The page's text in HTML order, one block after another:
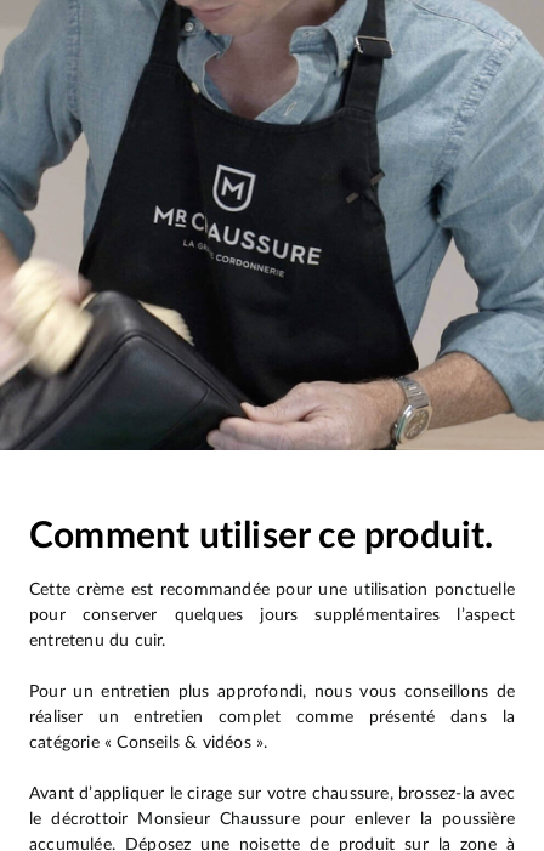
Comment utiliser ce produit.
Cette crème est recommandée pour une utilisation ponctuelle
pour conserver quelques jours supplémentaires l’aspect
entretenu du cuir.
Pour un entretien plus approfondi, nous vous conseillons de
réaliser un entretien complet comme présenté dans la
catégorie « Conseils & vidéos ».
Avant d’appliquer le cirage sur votre chaussure, brossez-la avec
le décrottoir Monsieur Chaussure pour enlever la poussière
accumulée. Déposez une noisette de produit sur la zone à